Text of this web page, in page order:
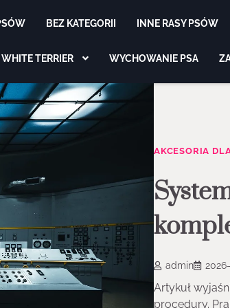
BEZ KATEGORII INNE RASY PSÓW
TERRIER WYCHOWANIE PSA
AKCESORIA
admin
Artykuł
procedury.